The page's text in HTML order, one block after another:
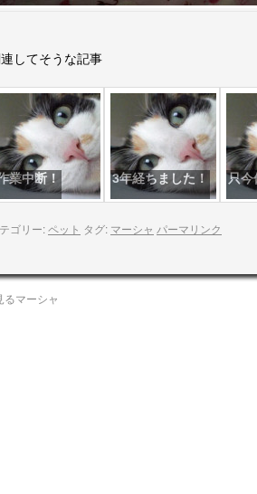
してそうな記事
業中断！ 3年経ちました！ 只今
ゴリー:ペット タグ: マーシャ パーマリンク
るマーシャ